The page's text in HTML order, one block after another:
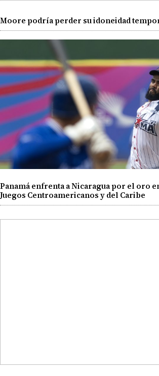
Moore podría perder su idoneidad
Panamá enfrenta a Nicaragua por el oro
Juegos Centroamericanos y del Caribe